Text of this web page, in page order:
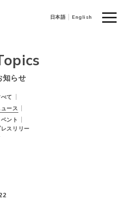
日本語 English
toggle
知らせ
て
ュース
ベント
レスリリー